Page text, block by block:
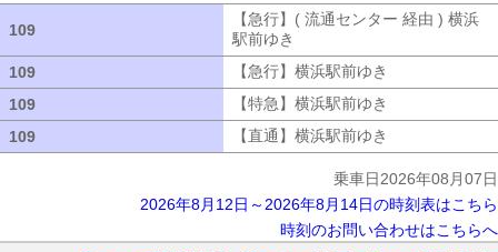
109
【急行】( 流通センター 経由 ) 横浜
駅前ゆき
109
【急行】横浜駅前ゆき
109
【特急】横浜駅前ゆき
109
【直通】横浜駅前ゆき
乗車日2026年08月07日
2026年8月12日～2026年8月14日の時刻表はこちら
時刻のお問い合わせはこちらへ